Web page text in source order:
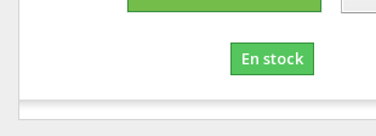
En stock